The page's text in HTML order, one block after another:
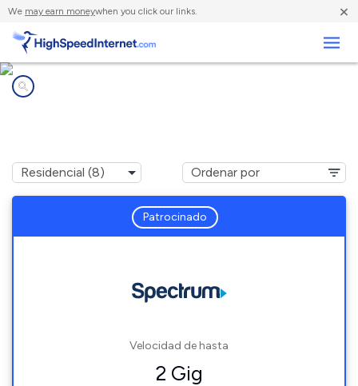
We may earn moneywhen you click our links. ×
Patrocinado
Velocidad de hasta
2 Gig